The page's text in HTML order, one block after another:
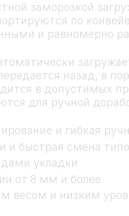
заморозкой
по
и равномерно
назад, в
в допустимых
для ручной
и гибкая
и быстрая смена
укладки
от 8 мм и более
весом и низким